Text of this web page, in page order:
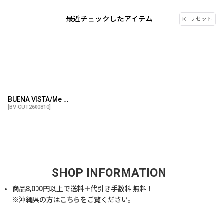
最近チェックしたアイテム リセット
BUENA VISTA/Me tomo ultima copa tee（BLACK）［プリントT-26春夏］
[BV-CUT2600810]
SHOP INFORMATION
商品8,000円以上で送料＋代引き手数料 無料！
※沖縄県の方はこちらをご覧ください。